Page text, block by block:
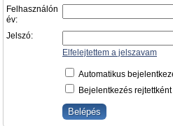
Felhasználón
év:
Jelszó:
Elfelejtettem a jelszavam
Automatikus
Bejelentkezés rejtettként